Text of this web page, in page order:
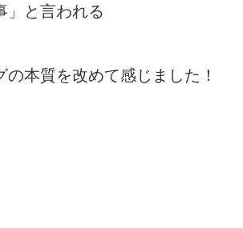
」と言われる
の本質を改めて感じました！